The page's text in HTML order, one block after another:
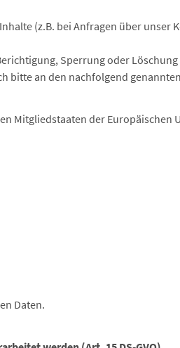
(z.B. bei Anfragen über unser
Sperrung oder
bitte an den nachfolgend
Mitgliedstaaten der Europäischen
Daten.